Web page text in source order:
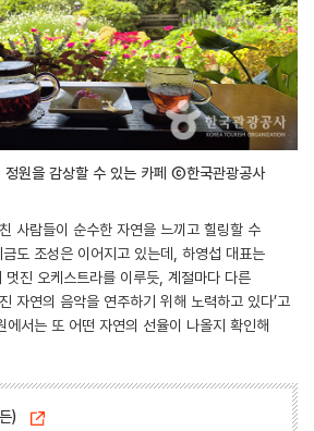
정원을 감상할 수 있는 카페 ⓒ한국관광공사
사람들이 순수한 자연을 느끼고 힐링할 수
도 조성은 이어지고 있는데, 하영섭 대표는
멋진 오케스트라를 이루듯, 계절마다 다른
자연의 음악을 연주하기 위해 노력하고 있다’고
에서는 또 어떤 자연의 선율이 나올지 확인해
)